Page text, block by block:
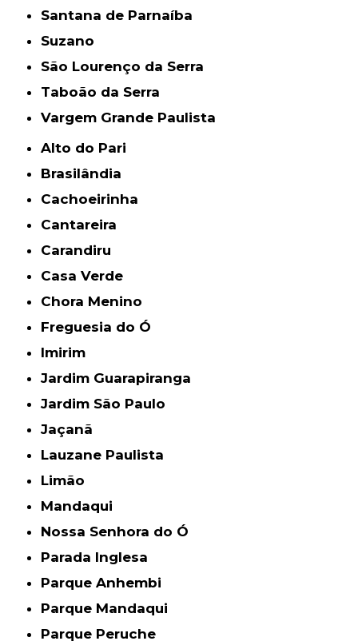
Santana de Parnaíba
Suzano
São Lourenço da Serra
Taboão da Serra
Vargem Grande Paulista
Alto do Pari
Brasilândia
Cachoeirinha
Cantareira
Carandiru
Casa Verde
Chora Menino
Freguesia do Ó
Imirim
Jardim Guarapiranga
Jardim São Paulo
Jaçanã
Lauzane Paulista
Limão
Mandaqui
Nossa Senhora do Ó
Parada Inglesa
Parque Anhembi
Parque Mandaqui
Parque Peruche